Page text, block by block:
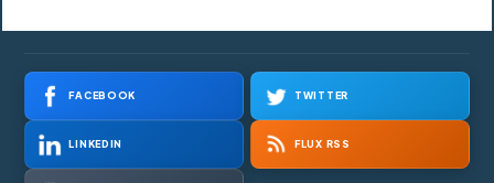
FACEBOOK TWITTER
LINKEDIN FLUX RSS